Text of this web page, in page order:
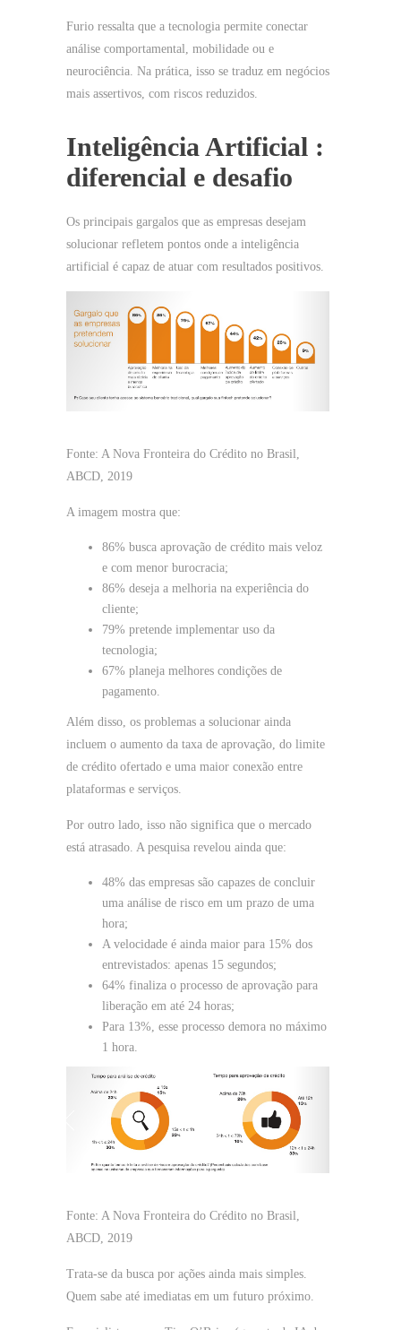
Furio ressalta que a tecnologia permite conectar
análise comportamental, mobilidade ou e
neurociência. Na prática, isso se traduz em negócios
mais assertivos, com riscos reduzidos.
Inteligência Artificial :
diferencial e desafio
Os principais gargalos que as empresas desejam
solucionar refletem pontos onde a inteligência
artificial é capaz de atuar com resultados positivos.
Fonte: A Nova Fronteira do Crédito no Brasil,
ABCD, 2019
A imagem mostra que:
86% busca aprovação de crédito mais veloz
e com menor burocracia;
86% deseja a melhoria na experiência do
cliente;
79% pretende implementar uso da
tecnologia;
67% planeja melhores condições de
pagamento.
Além disso, os problemas a solucionar ainda
incluem o aumento da taxa de aprovação, do limite
de crédito ofertado e uma maior conexão entre
plataformas e serviços.
Por outro lado, isso não significa que o mercado
está atrasado. A pesquisa revelou ainda que:
48% das empresas são capazes de concluir
uma análise de risco em um prazo de uma
hora;
A velocidade é ainda maior para 15% dos
entrevistados: apenas 15 segundos;
64% finaliza o processo de aprovação para
liberação em até 24 horas;
Para 13%, esse processo demora no máximo
1 hora.
Fonte: A Nova Fronteira do Crédito no Brasil,
ABCD, 2019
Trata-se da busca por ações ainda mais simples.
Quem sabe até imediatas em um futuro próximo.